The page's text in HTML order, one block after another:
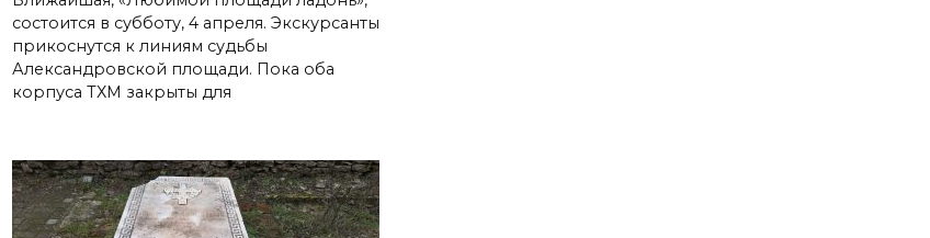
состоится в субботу, 4 апреля. Экскурсанты
прикоснутся к линиям судьбы
Александровской площади. Пока оба
корпуса ТХМ закрыты для